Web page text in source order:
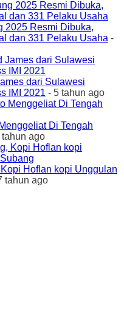
2025 Resmi Dibuka,
dan 331 Pelaku Usaha -
dari Sulawesi
IMI 2021 - 5 tahun ago
Di Tengah
tahun ago
Hoflan kopi Unggulan
tahun ago